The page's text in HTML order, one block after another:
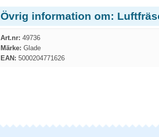
Övrig information om:
Art.nr: 49736
Märke: Glade
EAN: 5000204771626